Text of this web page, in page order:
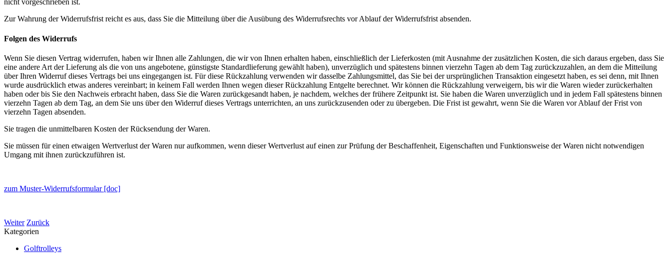
nicht vorgeschrieben ist.
Zur Wahrung der Widerrufsfrist reicht es aus, dass Sie die Mitteilung über die Ausübung des Widerrufsrechts vor Ablauf der Widerrufsfrist absenden.
Folgen des Widerrufs
Wenn Sie diesen Vertrag widerrufen, haben wir Ihnen alle Zahlungen, die wir von Ihnen erhalten haben, einschließlich der Lieferkosten (mit Ausnahme der zusätzlichen Kosten, die sich daraus ergeben, dass Sie
eine andere Art der Lieferung als die von uns angebotene, günstigste Standardlieferung gewählt haben), unverzüglich und spätestens binnen vierzehn Tagen ab dem Tag zurückzuzahlen, an dem die Mitteilung
über Ihren Widerruf dieses Vertrags bei uns eingegangen ist. Für diese Rückzahlung verwenden wir dasselbe Zahlungsmittel, das Sie bei der ursprünglichen Transaktion eingesetzt haben, es sei denn, mit Ihnen
wurde ausdrücklich etwas anderes vereinbart; in keinem Fall werden Ihnen wegen dieser Rückzahlung Entgelte berechnet. Wir können die Rückzahlung verweigern, bis wir die Waren wieder zurückerhalten
haben oder bis Sie den Nachweis erbracht haben, dass Sie die Waren zurückgesandt haben, je nachdem, welches der frühere Zeitpunkt ist. Sie haben die Waren unverzüglich und in jedem Fall spätestens binnen
vierzehn Tagen ab dem Tag, an dem Sie uns über den Widerruf dieses Vertrags unterrichten, an uns zurückzusenden oder zu übergeben. Die Frist ist gewahrt, wenn Sie die Waren vor Ablauf der Frist von
vierzehn Tagen absenden.
Sie tragen die unmittelbaren Kosten der Rücksendung der Waren.
Sie müssen für einen etwaigen Wertverlust der Waren nur aufkommen, wenn dieser Wertverlust auf einen zur Prüfung der Beschaffenheit, Eigenschaften und Funktionsweise der Waren nicht notwendigen
Umgang mit ihnen zurückzuführen ist.
zum Muster-Widerrufsformular [doc]
Weiter Zurück
Kategorien
Golftrolleys